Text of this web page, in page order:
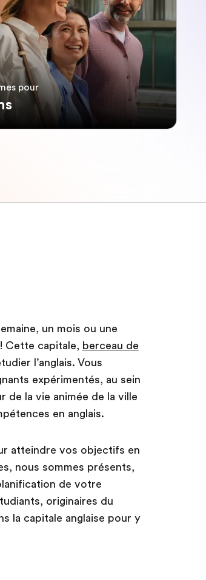
pour
un mois ou une
Cette capitale, berceau de
l’anglais. Vous
expérimentés, au sein
la vie animée de la ville
en anglais.
atteindre vos objectifs en
nous sommes présents,
de votre
originaires du
la capitale anglaise pour y